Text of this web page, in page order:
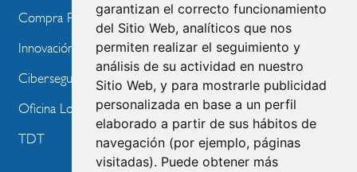
garantizan el correcto funcionamiento
del Sitio Web, analíticos que nos
permiten realizar el seguimiento y
análisis de su actividad en nuestro
Sitio Web, y para mostrarle publicidad
personalizada en base a un perfil
elaborado a partir de sus hábitos de
navegación (por ejemplo, páginas
visitadas). Puede obtener más
Compra Pública de Innovación
Innovación Tecnológica
Ciberseguridad
Oficina Local de Ayudas Públicas
TDT